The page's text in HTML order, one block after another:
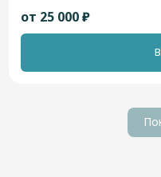
от 25 000 ₽